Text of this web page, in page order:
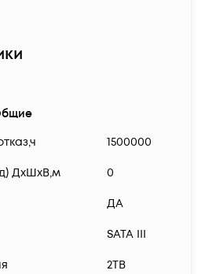
1500000
ДхШхВ,м 0
ДА
SATA III
2TB